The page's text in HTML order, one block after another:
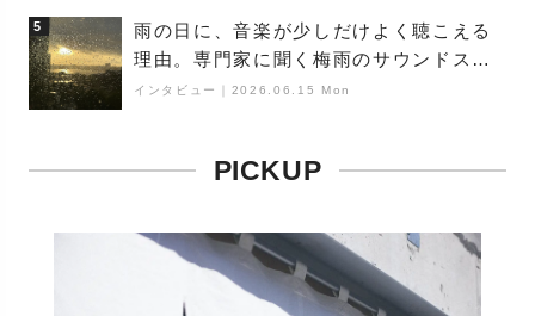
5
雨の日に、音楽が少しだけよく聴こえる
理由。専門家に聞く梅雨のサウンドス
ケープ
インタビュー 2026.06.15 Mon
PICKUP